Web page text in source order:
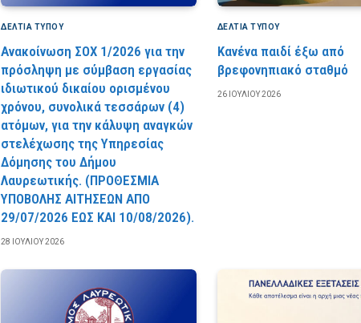
ΔΕΛΤΙΑ ΤΥΠΟΥ
Ανακοίνωση ΣΟΧ 1/2026 για την
πρόσληψη με σύμβαση εργασίας
ιδιωτικού δικαίου ορισμένου
χρόνου, συνολικά τεσσάρων (4)
ατόμων, για την κάλυψη αναγκών
στελέχωσης της Υπηρεσίας
Δόμησης του Δήμου
Λαυρεωτικής. (ΠPOΘEΣMIA
YΠOBOΛHΣ AITHΣEΩN AΠO
29/07/2026 EΩΣ KAI 10/08/2026).
28 ΙΟΥΛΊΟΥ 2026
ΔΕΛΤΙΑ ΤΥΠΟΥ
Κανένα παιδί έξω από
βρεφονηπιακό σταθμό
26 ΙΟΥΛΊΟΥ 2026